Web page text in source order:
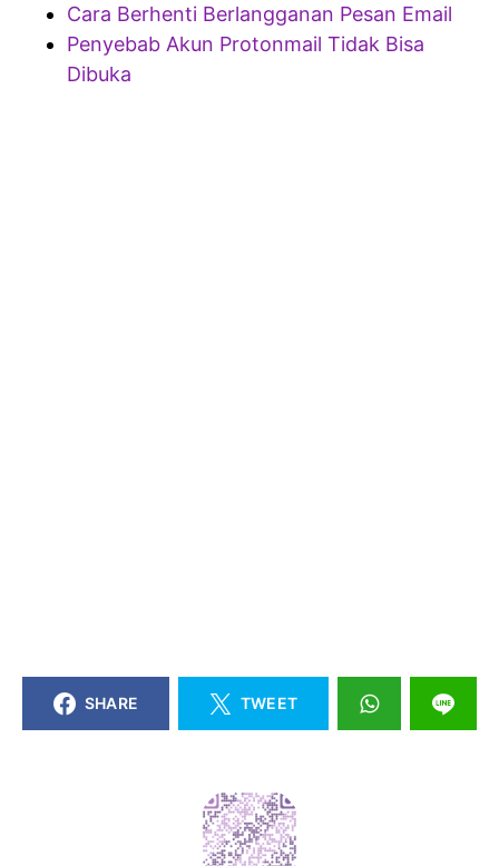
Cara Berhenti Berlangganan Pesan Email
Penyebab Akun Protonmail Tidak Bisa
Dibuka
SHARE TWEET